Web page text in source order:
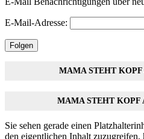
E-Mail-Adresse:
Folgen
MAMA STEHT KOPF
MAMA STEHT KOPF
Sie sehen gerade einen
den eigentlichen Inhalt